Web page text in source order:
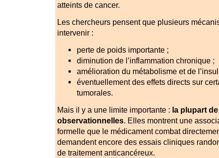
atteints de cancer.
Les chercheurs pensent que plusieurs
intervenir :
perte de poids importante ;
diminution de l’inflammation chronique ;
amélioration du métabolisme et de
éventuellement des effets directs sur
tumorales.
Mais il y a une limite importante : la plupart
observationnelles. Elles montrent une
formelle que le médicament combat
demandent encore des essais cliniques
de traitement anticancéreux.